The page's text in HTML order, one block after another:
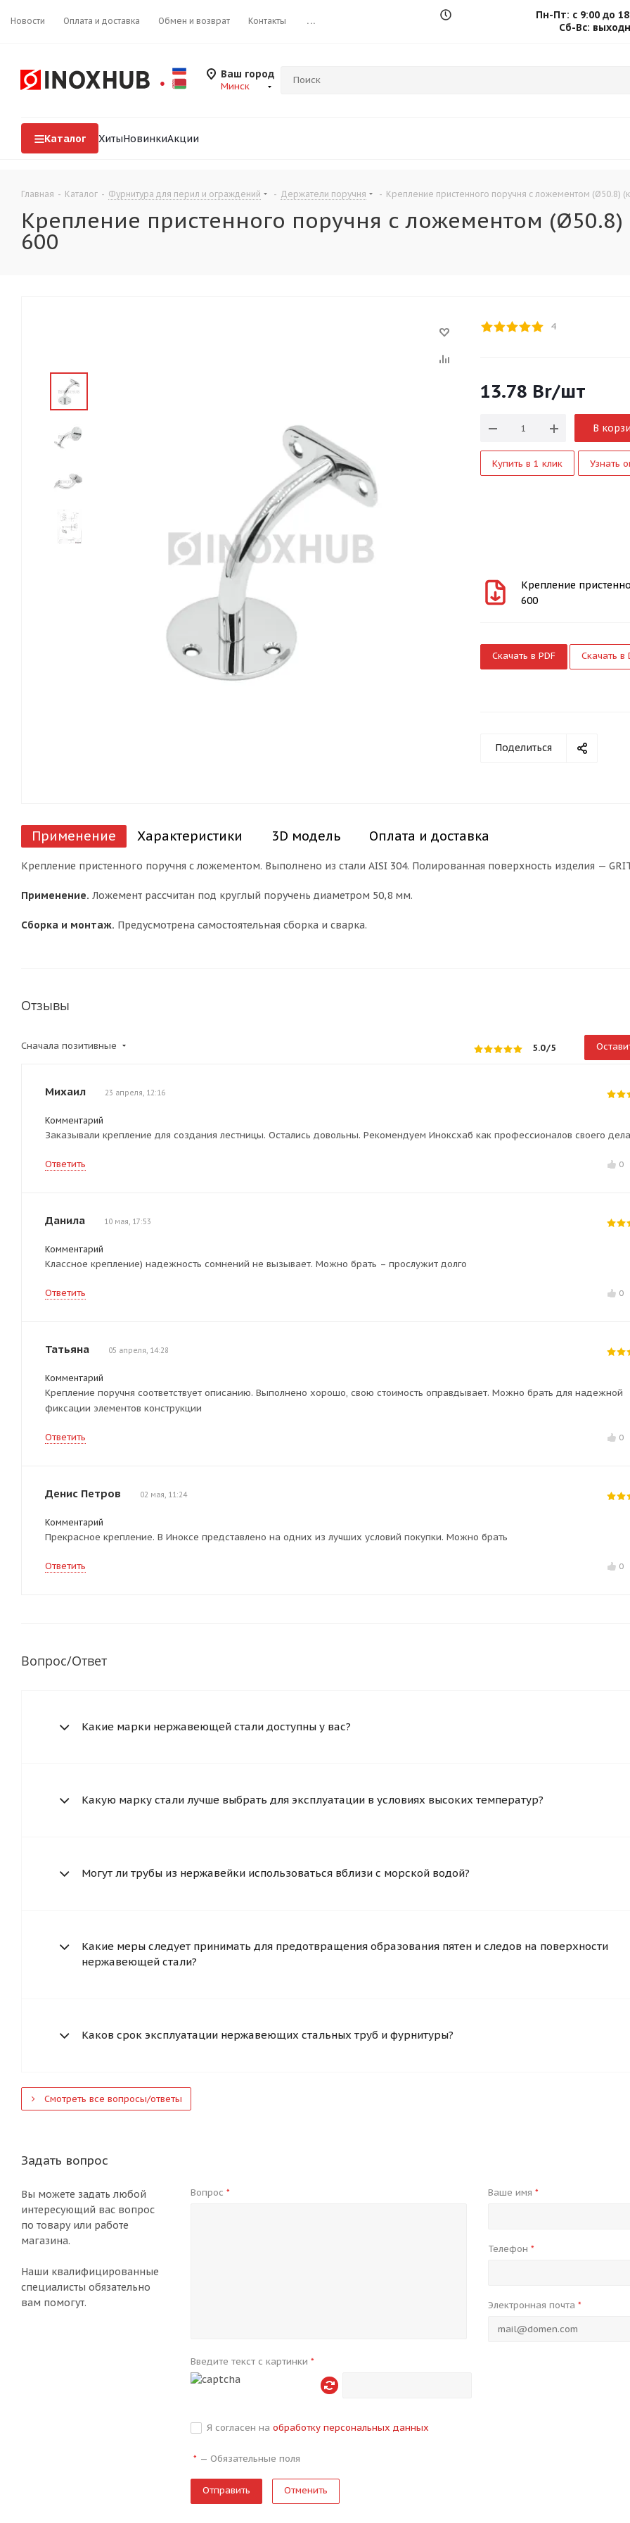
Новости Оплата и доставка Обмен и возврат Контакты ...
Пн-Пт: с 9:00 до
Сб-Вс:
Ваш город
Минск
Каталог ХитыНовинкиАкции
Главная - Каталог - Фурнитура для перил и ограждений - Держатели поручня - Крепление пристенного поручня с ложементом (Ø50.8)
Крепление пристенного поручня с ложементом (Ø50.8)
600
4
13.78 Br/шт
В
Купить в 1 клик Узнать
Крепление
600
Скачать в PDF Скачать в
Поделиться
Применение Характеристики 3D модель Оплата и доставка
Крепление пристенного поручня с ложементом. Выполнено из стали AISI 304. Полированная поверхность изделия —
Применение. Ложемент рассчитан под круглый поручень диаметром 50,8 мм.
Сборка и монтаж. Предусмотрена самостоятельная сборка и сварка.
Отзывы
5.0/5
Сначала позитивные
Михаил 23 апреля, 12:16
Комментарий
Заказывали крепление для создания лестницы. Остались довольны. Рекомендуем Иноксхаб как профессионалов своего
Ответить 0
Данила 10 мая, 17:53
Комментарий
Классное крепление) надежность сомнений не вызывает. Можно брать – прослужит долго
Ответить 0
Татьяна 05 апреля, 14:28
Комментарий
Крепление поручня соответствует описанию. Выполнено хорошо, свою стоимость оправдывает. Можно брать для надежной
фиксации элементов конструкции
Ответить 0
Денис Петров 02 мая, 11:24
Комментарий
Прекрасное крепление. В Иноксе представлено на одних из лучших условий покупки. Можно брать
Ответить 0
Вопрос/Ответ
Какие марки нержавеющей стали доступны у вас?
Какую марку стали лучше выбрать для эксплуатации в условиях высоких температур?
Могут ли трубы из нержавейки использоваться вблизи с морской водой?
Какие меры следует принимать для предотвращения образования пятен и следов на поверхности
нержавеющей стали?
Каков срок эксплуатации нержавеющих стальных труб и фурнитуры?
Смотреть все вопросы/ответы
Задать вопрос
Вы можете задать любой
интересующий вас вопрос
по товару или работе
магазина.
Наши квалифицированные
специалисты обязательно
вам помогут.
Вопрос* Ваше имя *
Телефон *
Электронная почта *
Введите текст с картинки*
Я согласен наобработку персональных данных
* —Обязательные поля
Отменить